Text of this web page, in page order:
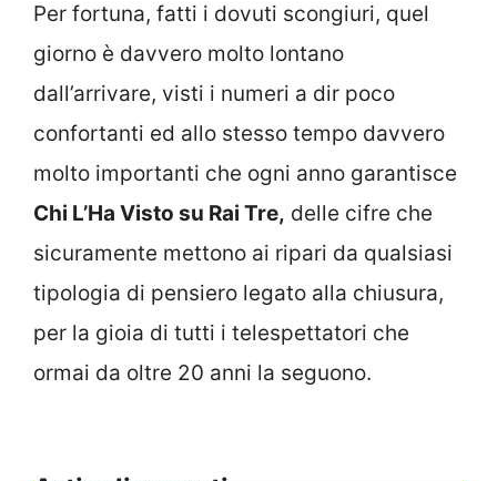
Per fortuna, fatti i dovuti scongiuri, quel
giorno è davvero molto lontano
dall’arrivare, visti i numeri a dir poco
confortanti ed allo stesso tempo davvero
molto importanti che ogni anno garantisce
Chi L’Ha Visto su Rai Tre, delle cifre che
sicuramente mettono ai ripari da qualsiasi
tipologia di pensiero legato alla chiusura,
per la gioia di tutti i telespettatori che
ormai da oltre 20 anni la seguono.